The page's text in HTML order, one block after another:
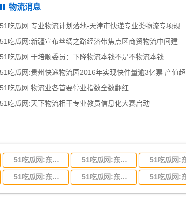
物流消息
51吃瓜网:专业物流计划落地-天津市快递专业类物流专项规
51吃瓜网:新疆宣布丝绸之路经济带焦点区商贸物流中间建
51吃瓜网:于培顺委员：下降物流本钱不是不物流本钱
51吃瓜网:贵州快递物流园2016年实现快件量逾3亿票 产值超
51吃瓜网:物流业各首要停业指数全数翻红
51吃瓜网:天下物流相干专业教员信息化大赛启动
51吃瓜网:东莞到甘肃省物流运输,东莞到甘肃省物流公司 51吃瓜网:东莞到陕西省物流运输,东莞到陕西省物流公司
51吃瓜网:东莞到浙江省物流运输,东莞到浙江省物流公司 51吃瓜网:东莞到福建省物流运输,东莞到福建省物流公司